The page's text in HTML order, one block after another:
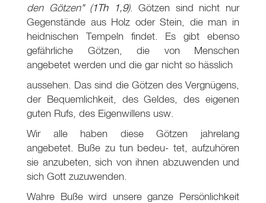
den Götzen" (1Th 1,9). Götzen sind nicht nur
Gegenstände aus Holz oder Stein, die man in
heidnischen Tempeln findet. Es gibt ebenso
gefährliche Götzen, die von Menschen
angebetet werden und die gar nicht so hässlich
aussehen. Das sind die Götzen des Vergnügens,
der Bequemlichkeit, des Geldes, des eigenen
guten Rufs, des Eigenwillens usw.
Wir alle haben diese Götzen jahrelang
angebetet. Buße zu tun bedeu- tet, aufzuhören
sie anzubeten, sich von ihnen abzuwenden und
sich Gott zuzuwenden.
Wahre Buße wird unsere ganze Persönlichkeit